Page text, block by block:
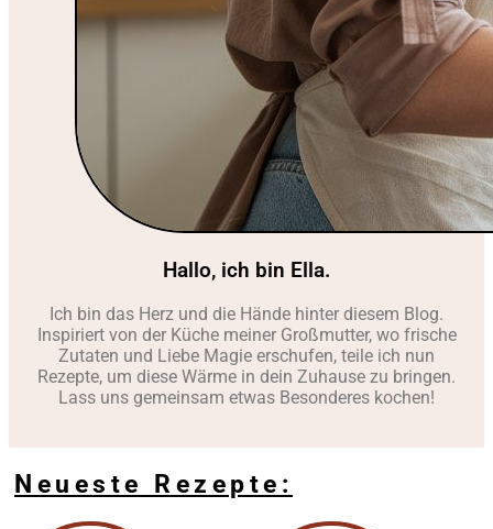
Hallo, ich bin Ella.
Ich bin das Herz und die Hände hinter diesem Blog.
Inspiriert von der Küche meiner Großmutter, wo frische
Zutaten und Liebe Magie erschufen, teile ich nun
Rezepte, um diese Wärme in dein Zuhause zu bringen.
Lass uns gemeinsam etwas Besonderes kochen!
Neueste Rezepte: